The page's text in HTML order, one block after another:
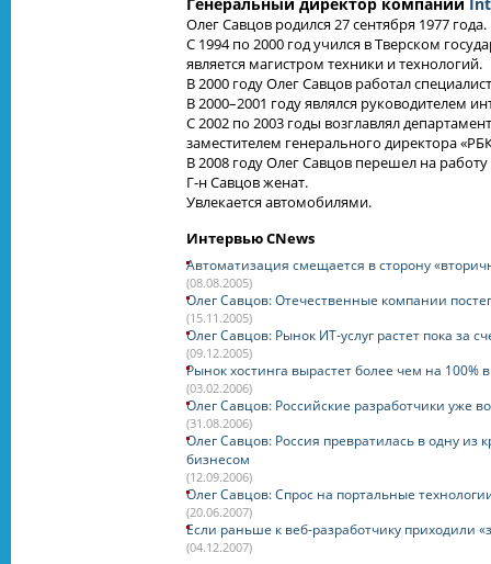
Олег Савцов родился 27 сентября 1977 года.
С 1994 по 2000 год учился в Тверском
является магистром техники и технологий.
В 2000 году Олег Савцов работал
В 2000–2001 году являлся руководителем
С 2002 по 2003 годы возглавлял
заместителем генерального директора
В 2008 году Олег Савцов перешел на
Г-нСавцов женат.
Увлекается автомобилями.
Интервью CNews
Автоматизация смещается в сторону
(08.08.2005)
Олег Савцов: Отечественные компании
(15.11.2005)
Олег Савцов: Рынок ИТ-услуг растет пока за
(09.12.2005)
Рынок хостинга вырастет более чем на 100%
(03.02.2006)
Олег Савцов: Российские разработчики уже
(31.08.2006)
Олег Савцов: Россия превратилась в одну
бизнесом
(12.09.2006)
Олег Савцов: Спрос на портальные
(20.06.2007)
Если раньше к веб-разработчику приходили
(04.12.2007)